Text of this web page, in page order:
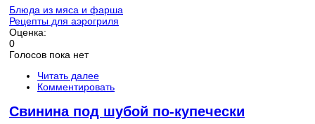
Блюда из мяса и фарша
Рецепты для аэрогриля
Оценка:
0
Голосов пока нет
Читать далее
Комментировать
Свинина под шубой по-купечески